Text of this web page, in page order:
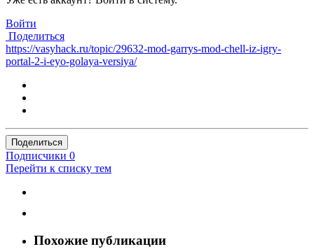
Войти
Поделиться
https://vasyhack.ru/topic/29632-mod-garrys-mod-chell-iz-igry-
portal-2-i-eyo-golaya-versiya/
Поделиться
Подписчики 0
Перейти к списку тем
Похожие публикации